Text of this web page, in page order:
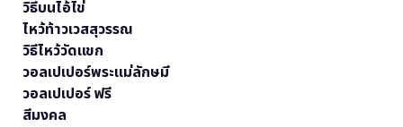
วิธีบนไอ้ไข่
ไหว้ท้าวเวสสุวรรณ
วิธีไหว้วัดแขก
วอลเปเปอร์พระแม่ลักษมี
วอลเปเปอร์ ฟรี
สีมงคล